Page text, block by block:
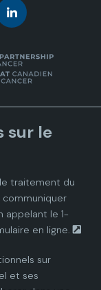
C
n
a
d
a
n
P
sur le
traitement du
communiquer
appelant le 1-
en ligne.
sur
et ses